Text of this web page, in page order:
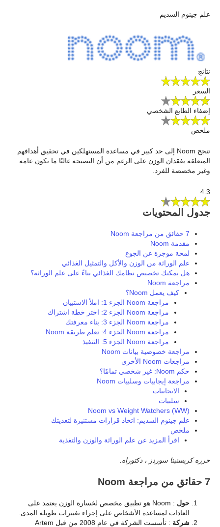
علم جينوم السديم
نتائج
السعر
إضفاء الطابع الشخصي
ملخص
تنجح Noom إلى حد كبير في مساعدة المستهلكين في تحقيق أهدافهم
المتعلقة بفقدان الوزن على الرغم من أن النصيحة غالبًا ما تكون عامة
وغير مخصصة للفرد.
4.3
جدول المحتويات
7 حقائق من مراجعة Noom
مقدمة Noom
لمحة موجزة عن الجوع
علم الوراثة من الوزن والأكل والتمثيل الغذائي
هل يمكنك تخصيص نظامك الغذائي بناءً على علم الوراثة؟
مراجعة Noom
كيف يعمل Noom؟
مراجعة Noom الجزء 1: املأ الاستبيان
مراجعة Noom الجزء 2: اختر خطة اشتراك
مراجعة Noom الجزء 3: بناء معرفتك
مراجعة Noom الجزء 4: تعلم طريقة Noom
مراجعة Noom الجزء 5: التنفيذ
مراجعة خصوصية بيانات Noom
مراجعات Noom الأخرى
حكم Noom: غير شخصي تمامًا؟
مراجعة إيجابيات وسلبيات Noom
الايجابيات
سلبيات
Noom vs Weight Watchers (WW)
علم جينوم السديم: اتخاذ قرارات مستنيرة لتغذيتك
ملخص
اقرأ المزيد عن علم الوراثة والوزن والتغذية
حرره كريستينا سوردز ، دكتوراه.
7 حقائق من مراجعة Noom
حول
: Noom هو تطبيق مخصص لخسارة الوزن يعتمد على
العادات لمساعدة الأشخاص على إجراء تغييرات طويلة المدى.
شركة
: تأسست الشركة في عام 2008 من قبل Artem